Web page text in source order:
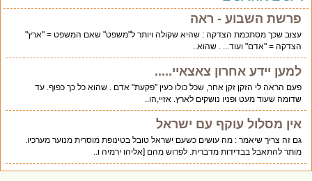
פרשת השבוע - ראה
עצוב שכך מסתכמת הצדקה : שהיא שקולה ויותר ל"משפט" שאם המשפט = "ארץ"
הצדקה = "אדם" ועוד... . שהוא..
למען יידע אחרון צאצאיי.....
פעם הראה לי הזקן זקן אחר, שכל כולו כעין "פקעת" אדם . שהוא כל כך כפוף. עד
שדומה שעוד מעט ופניו נושקים לארץ. אזיי,הו..
אין מסלול עוקף עם ישראל
גם זה צריך שיאמר : מה עושים כשעם ישראל טובל בטינופת מוסרית מנוער מערכיו.
מותר להתאבל בבדידות מדברית. לפרוש מהם [אליהו ירמיה ו..